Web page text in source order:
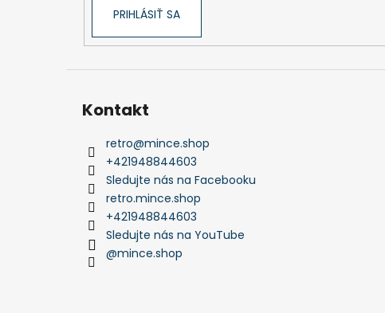
PRIHLÁSIŤ SA
Kontakt
retro@mince.shop
+421948844603
Sledujte nás na Facebooku
retro.mince.shop
+421948844603
Sledujte nás na YouTube
@mince.shop